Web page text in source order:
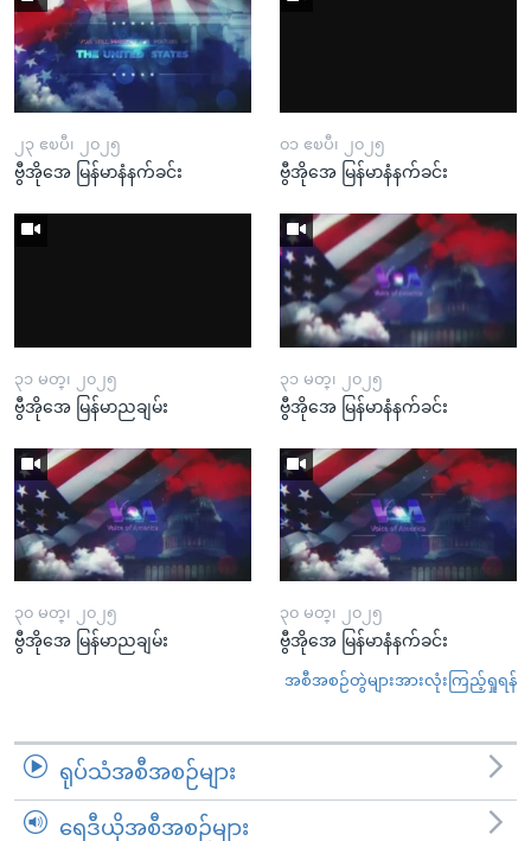
၂၃ ဧၿပီ၊ ၂၀၂၅
ဗွီအိုအေ မြန်မာနံနက်ခင်း
၀၁ ဧၿပီ၊ ၂၀၂၅
ဗွီအိုအေ မြန်မာနံနက်ခင်း
၃၁ မတ္၊ ၂၀၂၅
ဗွီအိုအေ မြန်မာညချမ်း
၃၁ မတ္၊ ၂၀၂၅
ဗွီအိုအေ မြန်မာနံနက်ခင်း
၃၀ မတ္၊ ၂၀၂၅
ဗွီအိုအေ မြန်မာညချမ်း
၃၀ မတ္၊ ၂၀၂၅
ဗွီအိုအေ မြန်မာနံနက်ခင်း
အစီအစဉ်တွဲများအားလုံးကြည့်ရှုရန်
ရုပ်သံအစီအစဉ်များ
ရေဒီယိုအစီအစဉ်များ